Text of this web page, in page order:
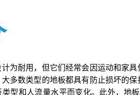
为耐用，但它们经常会因运动和家
多数类型的地板都具有防止损坏的
型和人流量水平而变化。此外，地